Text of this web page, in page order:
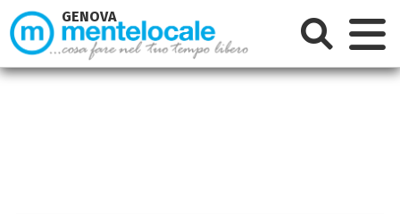
GENOVA